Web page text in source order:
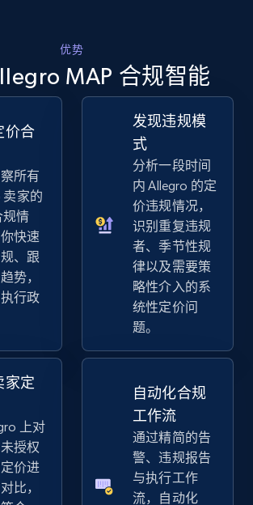
Breadcrumbs, Root category, and
立即开始
data on products using
id, Title, Seller name, Seller rating,
Breadcrumbs, Root category, and
立即开始
products from shops on eBay
id, Title, Seller name, Seller rating,
Breadcrumbs, Root category, and
358+ 立即开始
优势
MAP 合规智能
价合
所有
卖家的
规情
快速
、跟
势，
行政
发现违规模
式
分析一段时间
内 Allegro 的定
价违规情况，
识别重复违规
者、季节性规
律以及需要策
略性介入的系
统性定价问
题。
家定
上对
授权
价进
比，
自动化合规
工作流
通过精简的告
警、违规报告
与执行工作
流，自动化